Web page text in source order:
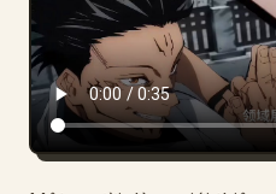
Giá cả
Tải xuống